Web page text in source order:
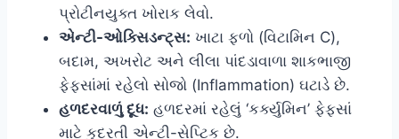
પ્રોટીનયુક્ત ખોરાક લેવો.
એન્ટી-ઓક્સિડન્ટ્સ: ખાટા ફળો (વિટામિન C),
બદામ, અખરોટ અને લીલા પાંદડાવાળા શાકભાજી
ફેફસાંમાં રહેલો સોજો (Inflammation) ઘટાડે છે.
હળદરવાળું દૂધ: હળદરમાં રહેલું ‘કર્ક્યુમિન’ ફેફસાં
માટે કુદરતી એન્ટી-સેપ્ટિક છે.